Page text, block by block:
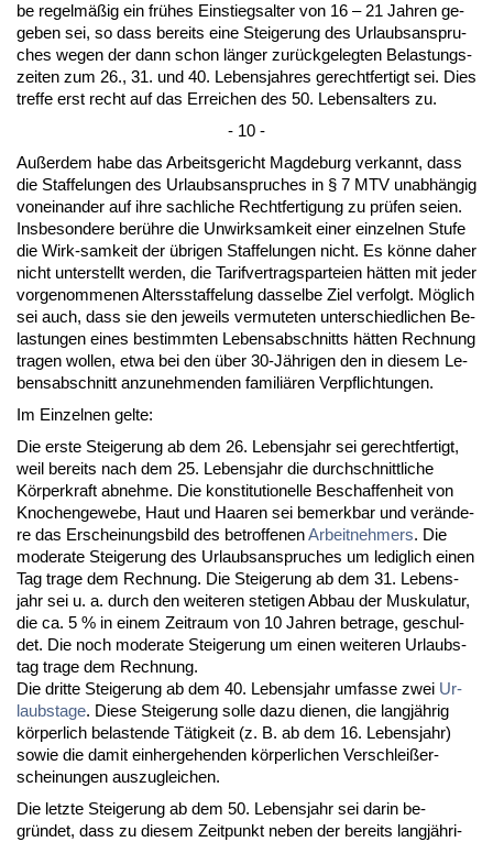
be re­gelmäßig ein frühes Ein­stiegs­al­ter von 16 – 21 Jah­ren ge­
ge­ben sei, so dass be­reits ei­ne Stei­ge­rung des Ur­laubs­an­spru­
ches we­gen der dann schon länger zurück­ge­leg­ten Be­las­tungs­
zei­ten zum 26., 31. und 40. Le­bens­jah­res ge­recht­fer­tigt sei. Dies
tref­fe erst recht auf das Er­rei­chen des 50. Le­bens­al­ters zu.
- 10 -
Außer­dem ha­be das Ar­beits­ge­richt Mag­de­burg ver­kannt, dass
die Staf­fe­lun­gen des Ur­laubs­an­spru­ches in § 7 MTV un­abhängig
von­ein­an­der auf ih­re sach­li­che Recht­fer­ti­gung zu prüfen sei­en.
Ins­be­son­de­re berühre die Un­wirk­sam­keit ei­ner ein­zel­nen Stu­fe
die Wirk-sam­keit der übri­gen Staf­fe­lun­gen nicht. Es könne da­her
nicht un­ter­stellt wer­den, die Ta­rif­ver­trags­par­tei­en hätten mit je­der
vor­ge­nom­me­nen Al­ters­staf­fe­lung das­sel­be Ziel ver­folgt. Möglich
sei auch, dass sie den je­weils ver­mu­te­ten un­ter­schied­li­chen Be­
las­tun­gen ei­nes be­stimm­ten Le­bens­ab­schnitts hätten Rech­nung
tra­gen wol­len, et­wa bei den über 30-Jähri­gen den in die­sem Le­
bens­ab­schnitt an­zu­neh­men­den fa­mi­liären Ver­pflich­tun­gen.
Im Ein­zel­nen gel­te:
Die ers­te Stei­ge­rung ab dem 26. Le­bens­jahr sei ge­recht­fer­tigt,
weil be­reits nach dem 25. Le­bens­jahr die durch­schnitt­li­che
Körper­kraft ab­neh­me. Die kon­sti­tu­tio­nel­le Be­schaf­fen­heit von
Kno­chen­ge­we­be, Haut und Haa­ren sei be­merk­bar und verände­
re das Er­schei­nungs­bild des be­trof­fe­nenAr­beit­neh­mers. Die
mo­de­ra­te Stei­ge­rung des Ur­laubs­an­spru­ches um le­dig­lich ei­nen
Tag tra­ge dem Rech­nung. Die Stei­ge­rung ab dem 31. Le­bens­
jahr sei u. a. durch den wei­te­ren ste­ti­gen Ab­bau der Mus­ku­la­tur,
die ca. 5 % in ei­nem Zeit­raum von 10 Jah­ren be­tra­ge, ge­schul­
det. Die noch mo­de­ra­te Stei­ge­rung um ei­nen wei­te­ren Ur­laubs­
tag tra­ge dem Rech­nung.
Die drit­te Stei­ge­rung ab dem 40. Le­bens­jahr um­fas­se zwei Ur­
laubs­ta­ge. Die­se Stei­ge­rung sol­le da­zu die­nen, die langjährig
körper­lich be­las­ten­de Tätig­keit (z. B. ab dem 16. Le­bens­jahr)
so­wie die da­mit ein­her­ge­hen­den körper­li­chen Ver­sch­leißer­
schei­nun­gen aus­zu­glei­chen.
Die letz­te Stei­ge­rung ab dem 50. Le­bens­jahr sei dar­in be­
gründet, dass zu die­sem Zeit­punkt ne­ben der be­reits langjähri­